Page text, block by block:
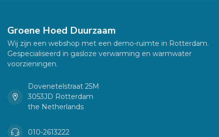
Groene Hoed Duurzaam
Wij zijn een webshop met een demo-ruimte in Rotterdam.
Gespecialiseerd in gasloze verwarming en warmwater
voorzieningen.
Dovenetelstraat 25M
3053JD Rotterdam
the Netherlands
010-2613222